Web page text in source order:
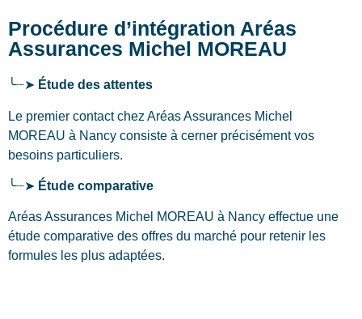
Procédure d’intégration Aréas
Assurances Michel MOREAU
╰┈➤ Étude des attentes
Le premier contact chez Aréas Assurances Michel
MOREAU à Nancy consiste à cerner précisément vos
besoins particuliers.
╰┈➤ Étude comparative
Aréas Assurances Michel MOREAU à Nancy effectue une
étude comparative des offres du marché pour retenir les
formules les plus adaptées.